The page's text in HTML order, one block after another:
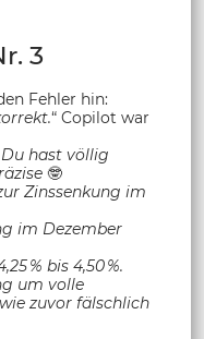
3
Fehler hin:
“ Copilot war
hast völlig
🤓
Zinssenkung im
im Dezember
% bis 4,50 %.
um volle
zuvor fälschlich